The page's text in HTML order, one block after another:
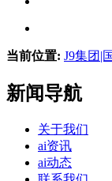
当前位置: J9集团|
新闻导航
关于我们
ai资讯
ai动态